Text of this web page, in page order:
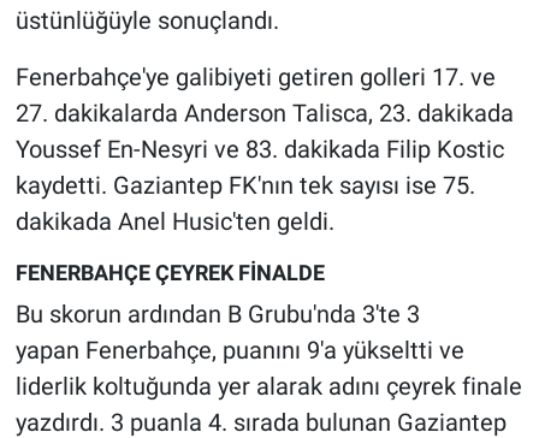
üstünlüğüyle sonuçlandı.
Fenerbahçe'ye galibiyeti getiren golleri 17. ve
27. dakikalarda Anderson Talisca, 23. dakikada
Youssef En-Nesyri ve 83. dakikada Filip Kostic
kaydetti. Gaziantep FK'nın tek sayısı ise 75.
dakikada Anel Husic'ten geldi.
FENERBAHÇE ÇEYREK FİNALDE
Bu skorun ardından B Grubu'nda 3'te 3
yapan Fenerbahçe, puanını 9'a yükseltti ve
liderlik koltuğunda yer alarak adını çeyrek finale
yazdırdı. 3 puanla 4. sırada bulunan Gaziantep
İlan
Kimdir
Koronavirüs
Kültür Sanat
Ne demişti
Popüler